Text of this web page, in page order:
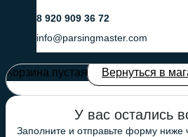
8 920 909 36 72
info@parsingmaster.com
Корзина пустая Вернуться в
У вас остались
Заполните и отправьте форму ниже